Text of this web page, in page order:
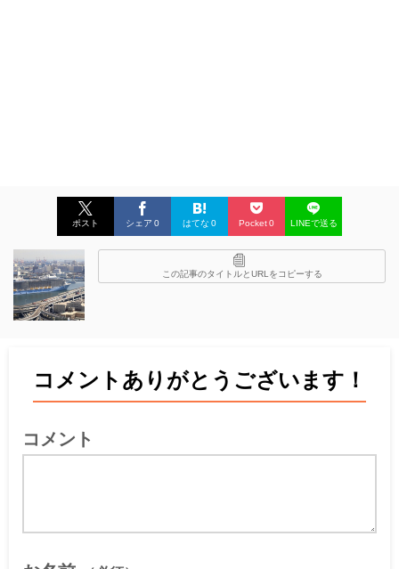
ポスト シェア 0 はてな 0 Pocket0 LINEで送る
この記事のタイトルとURLをコピーする
コメントありがとうございます！
コメント